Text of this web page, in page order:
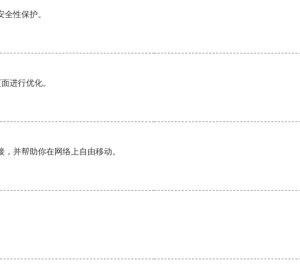
性保护。
进行优化。
并帮助你在网络上自由移动。